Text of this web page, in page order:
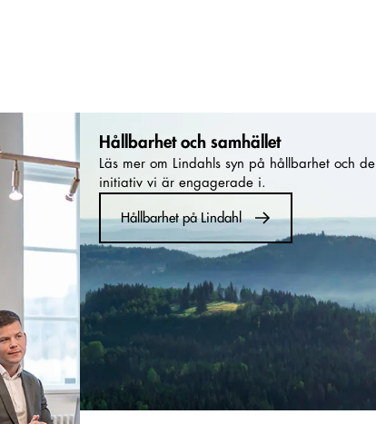
Hållbarhet och samhället
Läs mer om Lindahls syn på hållbarhet och de
initiativ vi är engagerade i.
Hållbarhet på Lindahl